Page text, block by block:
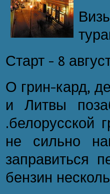
Старт - 8
О грин-кард,
и Литвы
.белорусской
не сильно
заправиться
бензин